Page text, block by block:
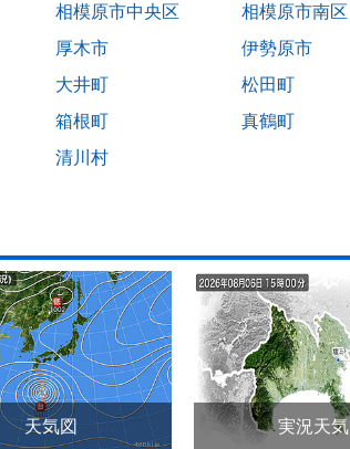
相模原市中央区
相模原市南区
厚木市
伊勢原市
大井町
松田町
箱根町
真鶴町
清川村
天気図 実況天気